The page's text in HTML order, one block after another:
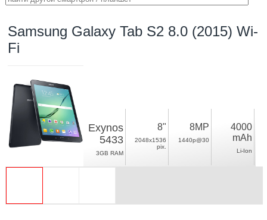
Samsung Galaxy Tab S2 8.0 (2015) Wi-
Fi
Exynos
5433
3GB RAM
8"
2048x1536
pix.
8MP
1440p@30
4000
mAh
Li-Ion